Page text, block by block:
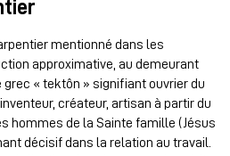
mentionné dans les
approximative, au demeurant
« tektôn » signifiant ouvrier du
créateur, artisan à partir du
hommes de la Sainte famille (Jésus
décisif dans la relation au travail.